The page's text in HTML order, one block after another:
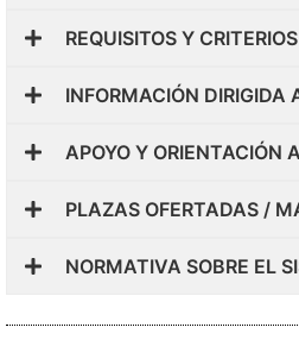
REQUISITOS Y
INFORMACIÓN DIRIGIDA
APOYO Y ORIENTACIÓN
PLAZAS OFERTADAS /
NORMATIVA SOBRE EL